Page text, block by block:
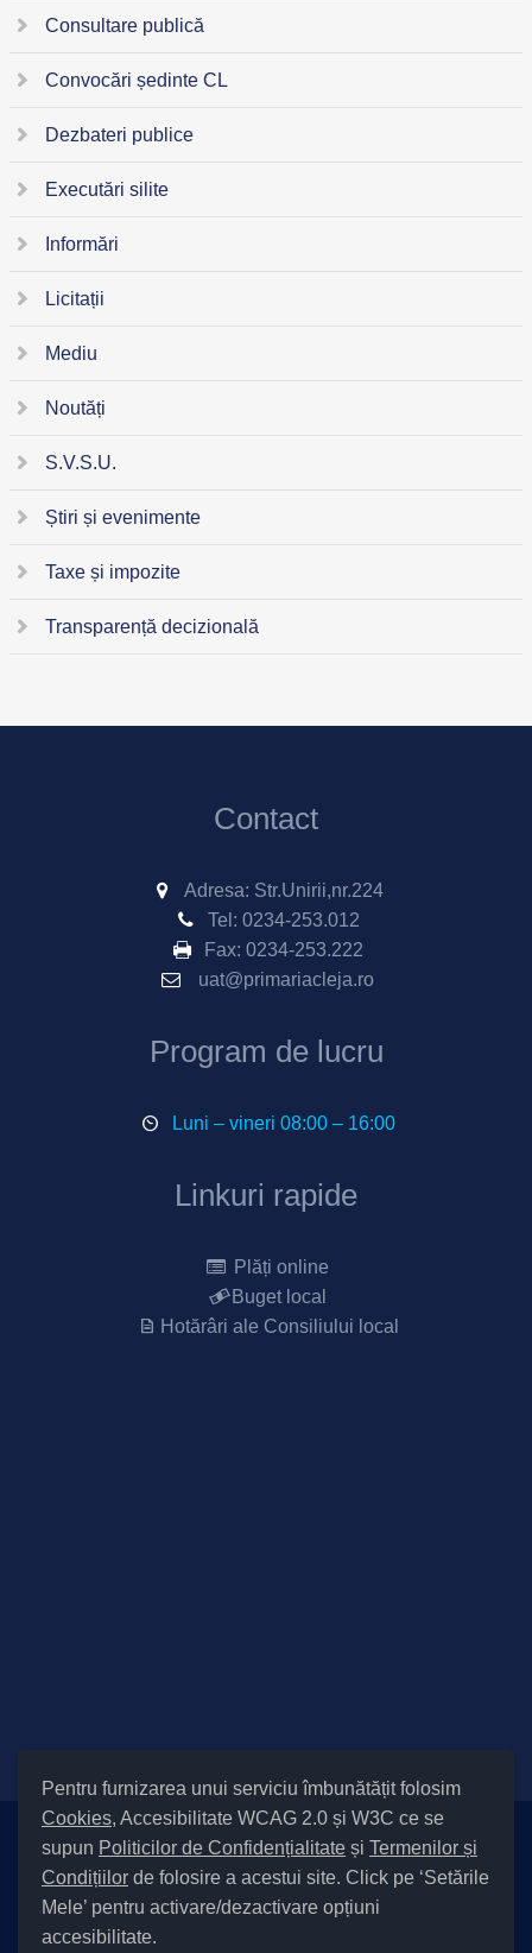
Pentru furnizarea unui serviciu îmbunătățit folosim
Cookies, Accesibilitate WCAG 2.0 și W3C ce se
supun Politicilor de Confidențialitate și Termenilor și
Condițiilor de folosire a acestui site. Click pe ‘Setările
Mele’ pentru activare/dezactivare opțiuni
accesibilitate.
Consultare publică
Convocări ședinte CL
Dezbateri publice
Executări silite
Informări
Licitații
Mediu
Noutăți
S.V.S.U.
Știri și evenimente
Taxe și impozite
Transparență decizională
Contact
Adresa: Str.Unirii,nr.224
Tel: 0234-253.012
Fax: 0234-253.222
uat@primariacleja.ro
Program de lucru
Luni – vineri 08:00 – 16:00
Linkuri rapide
Plăți online
Buget local
Hotărâri ale Consiliului local
Setări Cookies și Accesibilitate
Informare cu privire la prelucrarea datelor|Politică de utilizare
| Termeni și condiții de utilizare a site-ului